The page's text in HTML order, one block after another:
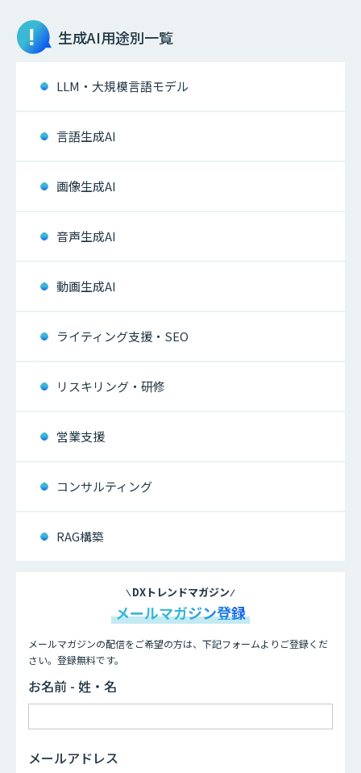
生成AI用途別一覧
LLM・大規模言語モデル
言語生成AI
画像生成AI
音声生成AI
動画生成AI
ライティング支援・SEO
リスキリング・研修
営業支援
コンサルティング
RAG構築
DXトレンドマガジン
メールマガジン登録
メールマガジンの配信をご希望の方は、下記フォームよりご登録くだ
さい。登録無料です。
お名前 - 姓・名
メールアドレス